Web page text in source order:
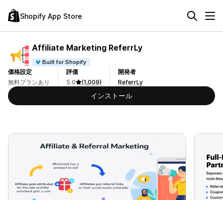
Shopify App Store
Affiliate Marketing ReferrLy
Built for Shopify
価格設定
無料プランあり
評価
5.0
(1,009)
開発者
ReferrLy
インストール